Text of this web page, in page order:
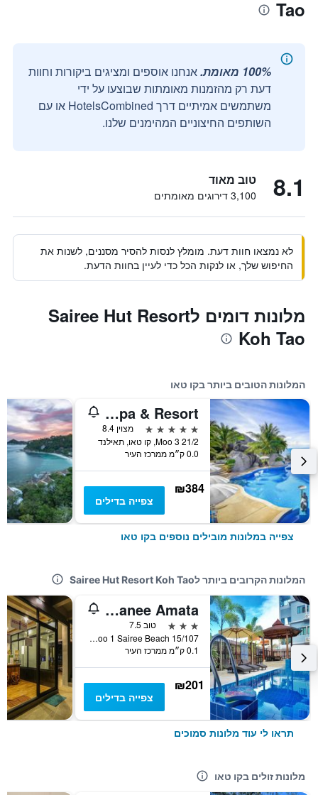
Tao
100% מאומת.
אנחנו אוספים ומציגים ביקורות וחוות
דעת רק מהזמנות מאומתות שבוצעו על ידי
משתמשים אמיתיים דרך HotelsCombined או עם
השותפים החיצוניים המהימנים שלנו.
8.1 טוב מאוד
3,100 דירוגים מאומתים
לא נמצאו חוות דעת. מומלץ לנסות להסיר מסננים, לשנות את
החיפוש שלך, או לנקות הכל כדי לעיין בחוות הדעת.
מלונות דומים לSairee Hut Resort
Koh Tao
המלונות הטובים ביותר בקו טאו
Jamahkiri Spa & Resort
5 כוכבים
מצוין 8.4
21/2 Moo 3, קו טאו, תאילנד
0.0 ק״מ ממרכז העיר
₪384
צפייה בדילים
צפייה במלונות מובילים נוספים בקו טאו
המלונות הקרובים ביותר לSairee Hut Resort Koh Tao
Pranee Amata
3 כוכבים
טוב 7.5
15/107 Moo 1 Sairee Beach, קו טאו, תאילנד
0.1 ק״מ ממרכז העיר
₪201
צפייה בדילים
תראו לי עוד מלונות סמוכים
מלונות זולים בקו טאו